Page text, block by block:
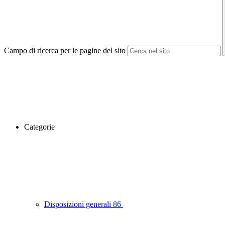
Campo di ricerca per le pagine del sito
Categorie
Disposizioni generali 86